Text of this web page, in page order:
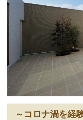
～コロナ渦を経